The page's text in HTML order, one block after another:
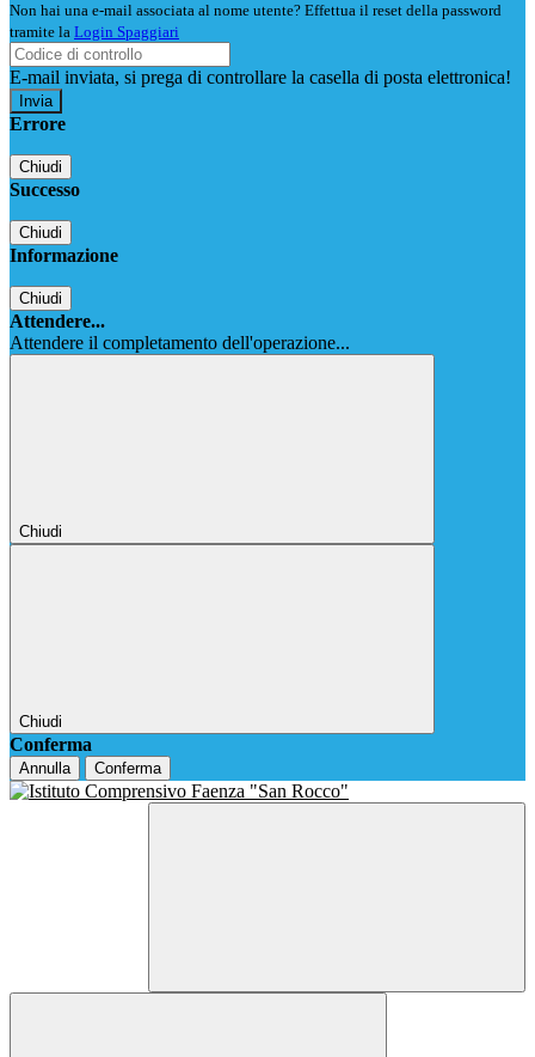
Non hai una e-mail associata al nome utente? Effettua il reset della password
tramite la Login Spaggiari
E-mail inviata, si prega di controllare la casella di posta elettronica!
Errore
Chiudi
Successo
Chiudi
Informazione
Chiudi
Attendere...
Attendere il completamento dell'operazione...
Chiudi
Chiudi
Conferma
Annulla Conferma